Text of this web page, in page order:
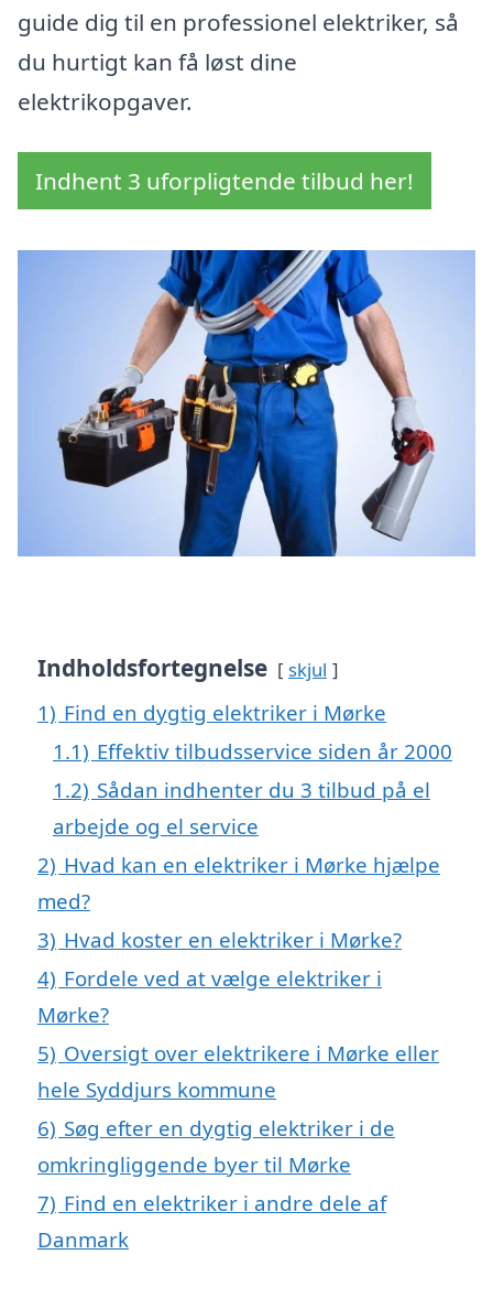
guide dig til en professionel elektriker, så
du hurtigt kan få løst dine
elektrikopgaver.
Indhent 3 uforpligtende tilbud her!
Indholdsfortegnelse skjul
1) Find en dygtig elektriker i Mørke
1.1) Effektiv tilbudsservice siden år 2000
1.2) Sådan indhenter du 3 tilbud på el
arbejde og el service
2) Hvad kan en elektriker i Mørke hjælpe
med?
3) Hvad koster en elektriker i Mørke?
4) Fordele ved at vælge elektriker i
Mørke?
5) Oversigt over elektrikere i Mørke eller
hele Syddjurs kommune
6) Søg efter en dygtig elektriker i de
omkringliggende byer til Mørke
7) Find en elektriker i andre dele af
Danmark